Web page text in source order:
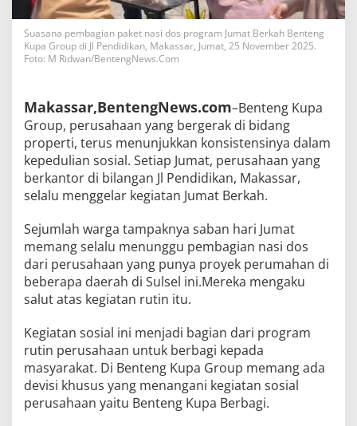
Suasana pembagian paket nasi dos program Jumat Berkah Benteng
Kupa Group di Jl Pendidikan, Makassar, Jumat, 25 November 2025.
Foto: M Ridwan/BentengNews.Com
Makassar,BentengNews.com–Benteng Kupa
Group, perusahaan yang bergerak di bidang
properti, terus menunjukkan konsistensinya dalam
kepedulian sosial. Setiap Jumat, perusahaan yang
berkantor di bilangan Jl Pendidikan, Makassar,
selalu menggelar kegiatan Jumat Berkah.
Sejumlah warga tampaknya saban hari Jumat
memang selalu menunggu pembagian nasi dos
dari perusahaan yang punya proyek perumahan di
beberapa daerah di Sulsel ini.Mereka mengaku
salut atas kegiatan rutin itu.
Kegiatan sosial ini menjadi bagian dari program
rutin perusahaan untuk berbagi kepada
masyarakat. Di Benteng Kupa Group memang ada
devisi khusus yang menangani kegiatan sosial
perusahaan yaitu Benteng Kupa Berbagi.